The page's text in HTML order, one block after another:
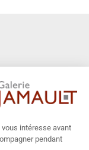
intéresse avant
pendant